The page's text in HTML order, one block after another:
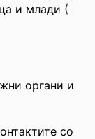
и млади (
органи и
со